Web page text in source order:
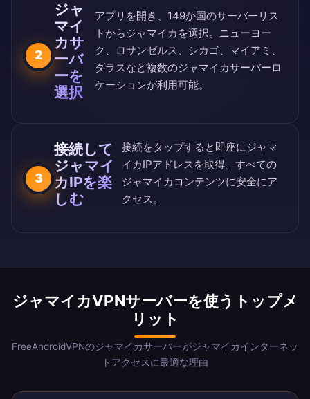
2
ジャ
マイ
カサ
ーバ
ーを
選択
アプリを開き、 149か国のサーバーリス
トからジャマイカを選択。ニューヨー
ク、ロサンゼルス、シカゴ、マイアミ、
ダラスなど複数のジャマイカサーバーロ
ケーションが利用可能。
3
接続して
ジャマイ
カIPを楽
しむ
接続をタップすると即座にジャマ
イカIPアドレスを取得。すべての
ジャマイカコンテンツに安全にア
クセス。
ジャマイカVPNサーバーを使うトップメ
リット
FreeAndroidVPNのジャマイカサーバーがジャマイカインターネッ
トアクセスに最適な理由